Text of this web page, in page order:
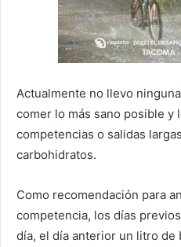
Actualmente no llevo
comer lo más sano posible y
competencias o salidas
carbohidratos.
Como recomendación para
competencia, los días
día, el día anterior un litro de